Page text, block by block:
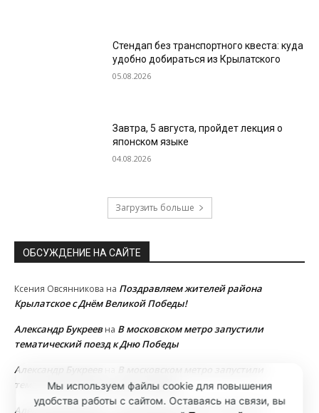
Стендап без транспортного квеста: куда
удобно добираться из Крылатского
05.08.2026
Завтра, 5 августа, пройдет лекция о
японском языке
04.08.2026
Загрузить больше
ОБСУЖДЕНИЕ НА САЙТЕ
Ксения Овсянникова на Поздравляем жителей района
Крылатское с Днём Великой Победы!
Александр Букреевна В московском метро запустили
тематический поезд к Дню Победы
Александр Букреев
В московском метро запустили
тематический поезд к Дню Победы
Александр Букреев
В московском метро запустили
Мы используем файлы cookie для повышения
удобства работы с сайтом. Оставаясь на связи, вы